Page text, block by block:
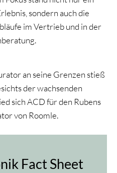
sondern auch die
im Vertrieb und in der
an seine Grenzen stieß
der wachsenden
sich ACD für den Rubens
von Roomle.
Fact Sheet